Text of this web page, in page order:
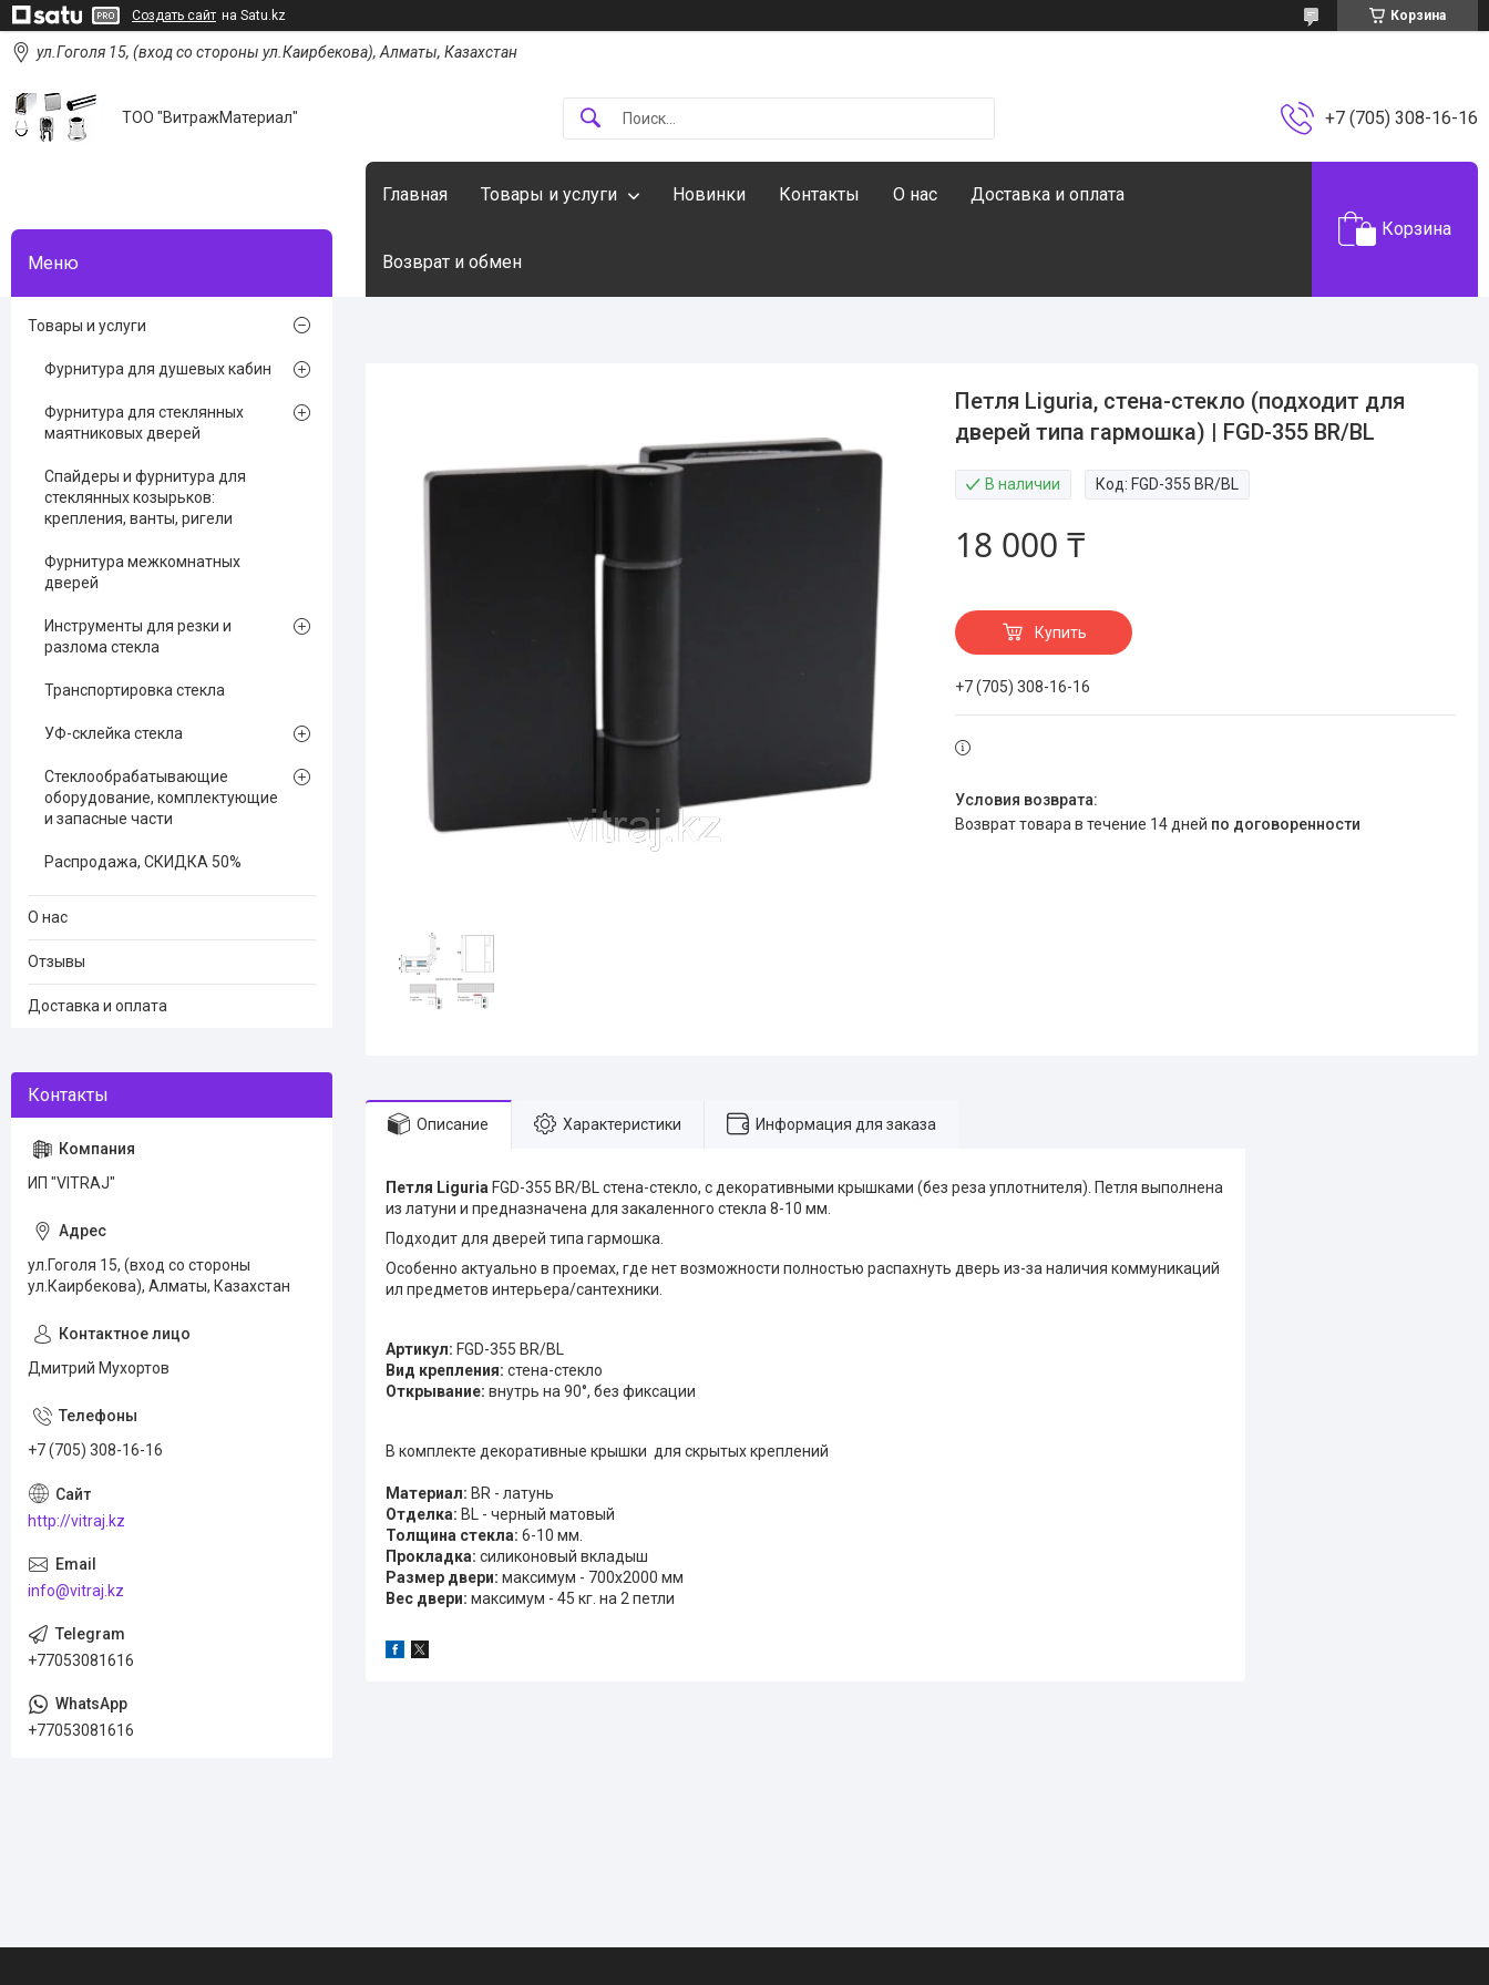
Создать сайт на Satu.kz Корзина
ул.Гоголя 15, (вход со стороны ул.Каирбекова), Алматы, Казахстан
ТОО "ВитражМатериал" +7 (705) 308-16-16
Главная Товары и услуги Новинки Контакты О нас Доставка и оплата
Возврат и обмен
Корзина
Петля Liguria, стена-стекло (подходит для
дверей типа гармошка) | FGD-355 BR/BL
В наличии Код: FGD-355 BR/BL
18 000 ₸
Купить
+7 (705) 308-16-16
возврат товара в течение 14 дней по договоренности
Описание Характеристики Информация для заказа
Петля Liguria FGD-355 BR/BL стена-стекло, с декоративными крышками (без реза уплотнителя). Петля выполнена
из латуни и предназначена для закаленного стекла 8-10 мм.
Подходит для дверей типа гармошка.
Особенно актуально в проемах, где нет возможности полностью распахнуть дверь из-за наличия коммуникаций
ил предметов интерьера/сантехники.
Артикул: FGD-355 BR/BL
Вид крепления: стена-стекло
Открывание: внутрь на 90°, без фиксации
В комплекте декоративные крышки для скрытых креплений
Материал: BR - латунь
Отделка: BL - черный матовый
Толщина стекла: 6-10 мм.
Прокладка: силиконовый вкладыш
Размер двери: максимум - 700х2000 мм
Вес двери: максимум - 45 кг. на 2 петли
Товары и услуги
Фурнитура для душевых кабин
Фурнитура для стеклянных
маятниковых дверей
Спайдеры и фурнитура для
стеклянных козырьков:
крепления, ванты, ригели
Фурнитура межкомнатных
дверей
Инструменты для резки и
разлома стекла
Транспортировка стекла
УФ-склейка стекла
Стеклообрабатывающие
оборудование, комплектующие
и запасные части
Распродажа, СКИДКА 50%
О нас
Отзывы
Доставка и оплата
ИП "VITRAJ"
ул.Гоголя 15, (вход со стороны
ул.Каирбекова), Алматы, Казахстан
Дмитрий Мухортов
+7 (705) 308-16-16
http://vitraj.kz
info@vitraj.kz
+77053081616
+77053081616